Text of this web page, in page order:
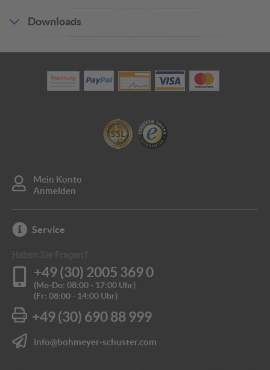
hergestellt ausPolypropylen
mit einem Gewicht von
0,17 kg
gelber Markierungsnagel mit roten und weißen
Downloads
Mein Konto
Anmelden
Service
Haben Sie Fragen?
+49 (30) 2005 369 0
(Mo-Do: 08:00 - 17:00 Uhr)
(Fr: 08:00 - 14:00 Uhr)
+49 (30) 690 88 999
info@bohmeyer-schuster.com